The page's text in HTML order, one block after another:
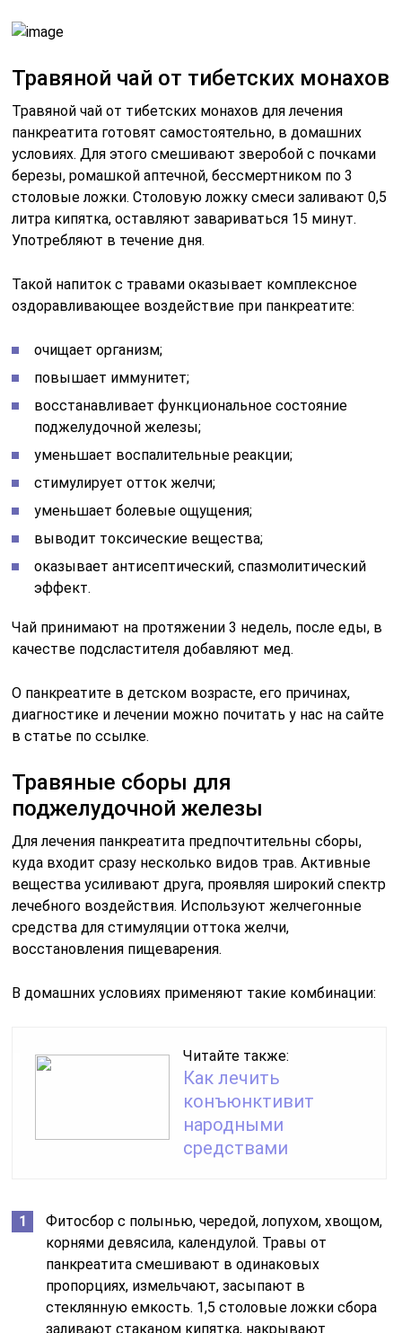
Травяной чай от тибетских монахов
Травяной чай от тибетских монахов для лечения
панкреатита готовят самостоятельно, в домашних
условиях. Для этого смешивают зверобой с почками
березы, ромашкой аптечной, бессмертником по 3
столовые ложки. Столовую ложку смеси заливают 0,5
литра кипятка, оставляют завариваться 15 минут.
Употребляют в течение дня.
Такой напиток с травами оказывает комплексное
оздоравливающее воздействие при панкреатите:
очищает организм;
повышает иммунитет;
восстанавливает функциональное состояние
поджелудочной железы;
уменьшает воспалительные реакции;
стимулирует отток желчи;
уменьшает болевые ощущения;
выводит токсические вещества;
оказывает антисептический, спазмолитический
эффект.
Чай принимают на протяжении 3 недель, после еды, в
качестве подсластителя добавляют мед.
О панкреатите в детском возрасте, его причинах,
диагностике и лечении можно почитать у нас на сайте
в статье по ссылке.
Травяные сборы для
поджелудочной железы
Для лечения панкреатита предпочтительны сборы,
куда входит сразу несколько видов трав. Активные
вещества усиливают друга, проявляя широкий спектр
лечебного воздействия. Используют желчегонные
средства для стимуляции оттока желчи,
восстановления пищеварения.
В домашних условиях применяют такие комбинации:
Читайте также:
Как лечить
конъюнктивит
народными
средствами
Фитосбор с полынью, чередой, лопухом, хвощом,
корнями девясила, календулой. Травы от
панкреатита смешивают в одинаковых
пропорциях, измельчают, засыпают в
стеклянную емкость. 1,5 столовые ложки сбора
заливают стаканом кипятка, накрывают